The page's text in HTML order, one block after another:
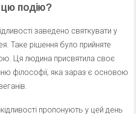
подію?
заведено святкувати у
Таке рішення було прийняте
Ця людина присвятила своє
філософії, яка зараз є основою
пропонують у цей день